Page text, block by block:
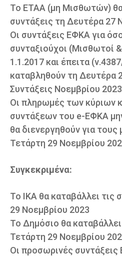
Το ΕΤΑΑ (μη Μισθωτών) θα
συντάξεις τη Δευτέρα 27
Οι συντάξεις ΕΦΚΑ για
συνταξιούχοι (Μισθωτοί
1.1.2017 και έπειτα
καταβληθούν τη Δευτέρα
Συντάξεις Νοεμβρίου
Οι πληρωμές των κύριων
συντάξεων του e-ΕΦΚΑ
θα διενεργηθούν για
Τετάρτη 29 Νοεμβρίου
Συγκεκριμένα:
Το ΙΚΑ θα καταβάλλει τις
29 Νοεμβρίου 2023
Το Δημόσιο θα
Τετάρτη 29 Νοεμβρίου
Οι προσωρινές